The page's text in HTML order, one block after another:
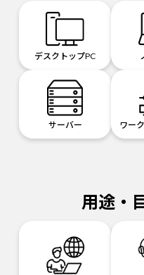
デスクトップPC
サーバー ワー
用途・